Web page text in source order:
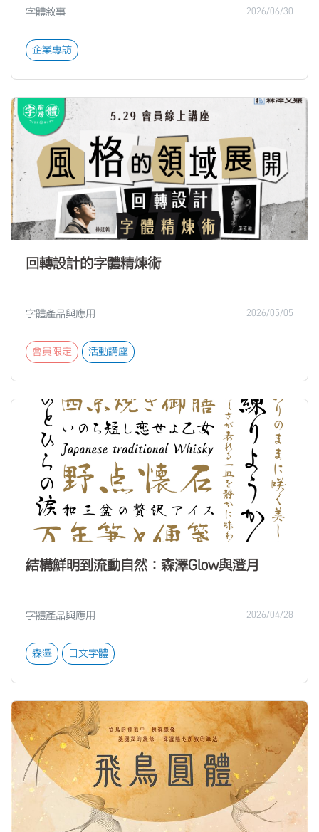
字體敘事 2026/06/30
企業專訪
回轉設計的字體精煉術
字體產品與應用 2026/05/05
會員限定 活動講座
結構鮮明到流動自然：森澤Glow與澄月
字體產品與應用 2026/04/28
森澤 日文字體